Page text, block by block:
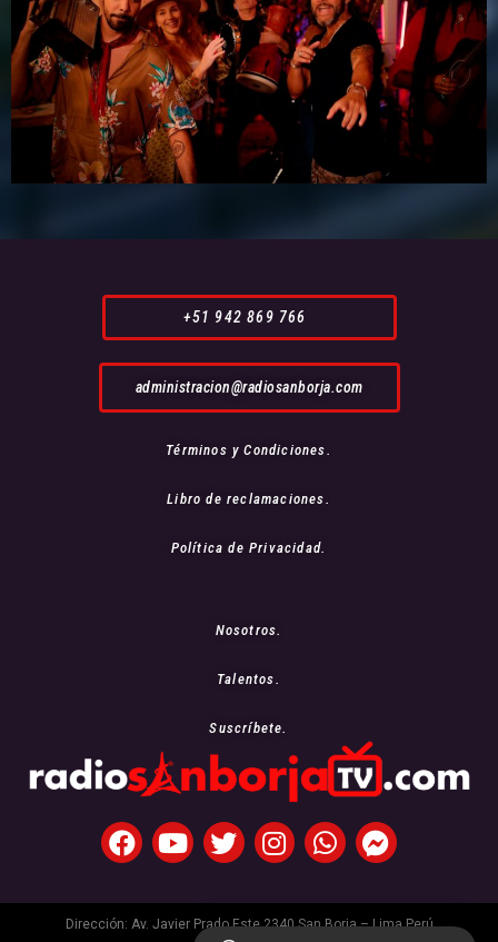
+51 942 869 766
administracion@radiosanborja.com
Términos y Condiciones.
Libro de reclamaciones.
Política de Privacidad.
Nosotros.
Talentos.
Suscríbete.
Dirección: Av. Javier Prado Este 2340 San Borja – Lima Perú